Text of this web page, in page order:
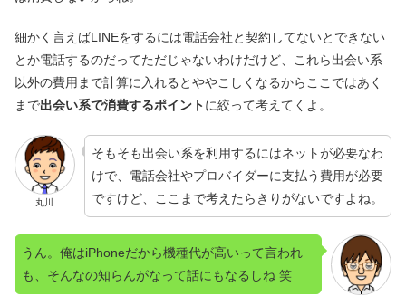
細かく言えばLINEをするには電話会社と契約してないとできない
とか電話するのだってただじゃないわけだけど、これら出会い系
以外の費用まで計算に入れるとややこしくなるからここではあく
まで出会い系で消費するポイントに絞って考えてくよ。
丸川
そもそも出会い系を利用するにはネットが必要なわ
けで、電話会社やプロバイダーに支払う費用が必要
ですけど、ここまで考えたらきりがないですよね。
うん。俺はiPhoneだから機種代が高いって言われ
も、そんなの知らんがなって話にもなるしね 笑